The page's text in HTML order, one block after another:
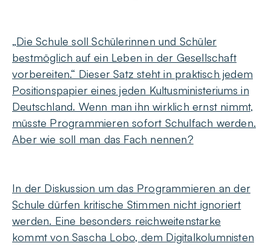
„Die Schule soll Schülerinnen und Schüler
bestmöglich auf ein Leben in der Gesellschaft
vorbereiten.“ Dieser Satz steht in praktisch jedem
Positionspapier eines jeden Kultusministeriums in
Deutschland. Wenn man ihn wirklich ernst nimmt,
müsste Programmieren sofort Schulfach werden.
Aber wie soll man das Fach nennen?
In der Diskussion um das Programmieren an der
Schule dürfen kritische Stimmen nicht ignoriert
werden. Eine besonders reichweitenstarke
kommt von Sascha Lobo, dem Digitalkolumnisten